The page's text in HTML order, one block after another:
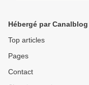
Hébergé par Canalblog
Top articles
Pages
Contact